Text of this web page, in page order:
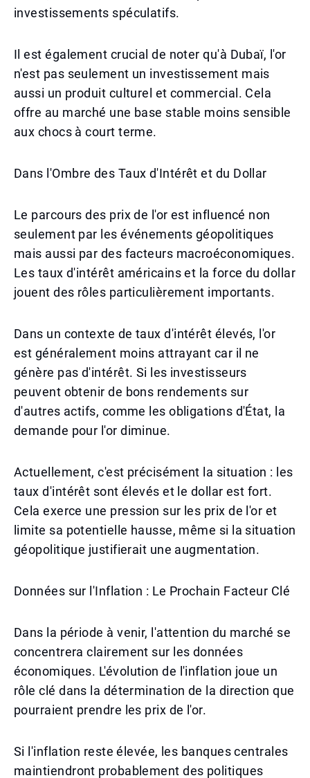
investissements spéculatifs.
Il est également crucial de noter qu'à Dubaï, l'or
n'est pas seulement un investissement mais
aussi un produit culturel et commercial. Cela
offre au marché une base stable moins sensible
aux chocs à court terme.
Dans l'Ombre des Taux d'Intérêt et du Dollar
Le parcours des prix de l'or est influencé non
seulement par les événements géopolitiques
mais aussi par des facteurs macroéconomiques.
Les taux d'intérêt américains et la force du dollar
jouent des rôles particulièrement importants.
Dans un contexte de taux d'intérêt élevés, l'or
est généralement moins attrayant car il ne
génère pas d'intérêt. Si les investisseurs
peuvent obtenir de bons rendements sur
d'autres actifs, comme les obligations d'État, la
demande pour l'or diminue.
Actuellement, c'est précisément la situation : les
taux d'intérêt sont élevés et le dollar est fort.
Cela exerce une pression sur les prix de l'or et
limite sa potentielle hausse, même si la situation
géopolitique justifierait une augmentation.
Données sur l'Inflation : Le Prochain Facteur Clé
Dans la période à venir, l'attention du marché se
concentrera clairement sur les données
économiques. L'évolution de l'inflation joue un
rôle clé dans la détermination de la direction que
pourraient prendre les prix de l'or.
Si l'inflation reste élevée, les banques centrales
maintiendront probablement des politiques